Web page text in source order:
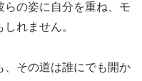
らの姿に自分を重ね、モ
れません。
、その道は誰にでも開か